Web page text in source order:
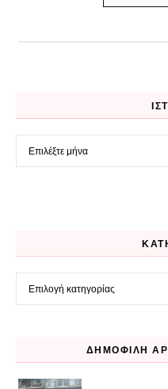
Ιστορικό
Kατηγορίες
ΔΗΜΟΦΙΛΉ